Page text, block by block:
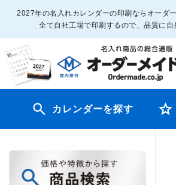
2027年の名入れカレンダーの印刷ならオーダ
全て自社工場で印刷するので、品質に自
カレンダーを探す